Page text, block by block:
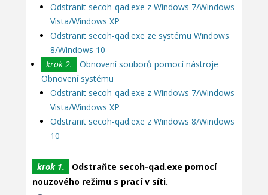
Odstranit secoh-qad.exe z Windows 7/Windows
Vista/Windows XP
Odstranit secoh-qad.exe ze systému Windows
8/Windows 10
krok 2.
Obnovení souborů pomocí nástroje
Obnovení systému
Odstranit secoh-qad.exe z Windows 7/Windows
Vista/Windows XP
Odstranit secoh-qad.exe z Windows 8/Windows
10
krok 1.
Odstraňte secoh-qad.exe pomocí
nouzového režimu s prací v síti.